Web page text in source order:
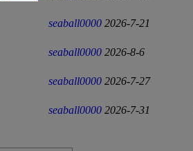
seaball0000 2026-7-21
seaball0000 2026-8-6
seaball0000 2026-7-27
seaball0000 2026-7-31